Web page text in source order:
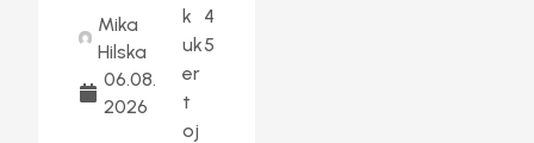
Mika
Hilska
06.08.
2026
k
uk
er
t
oj
4
5